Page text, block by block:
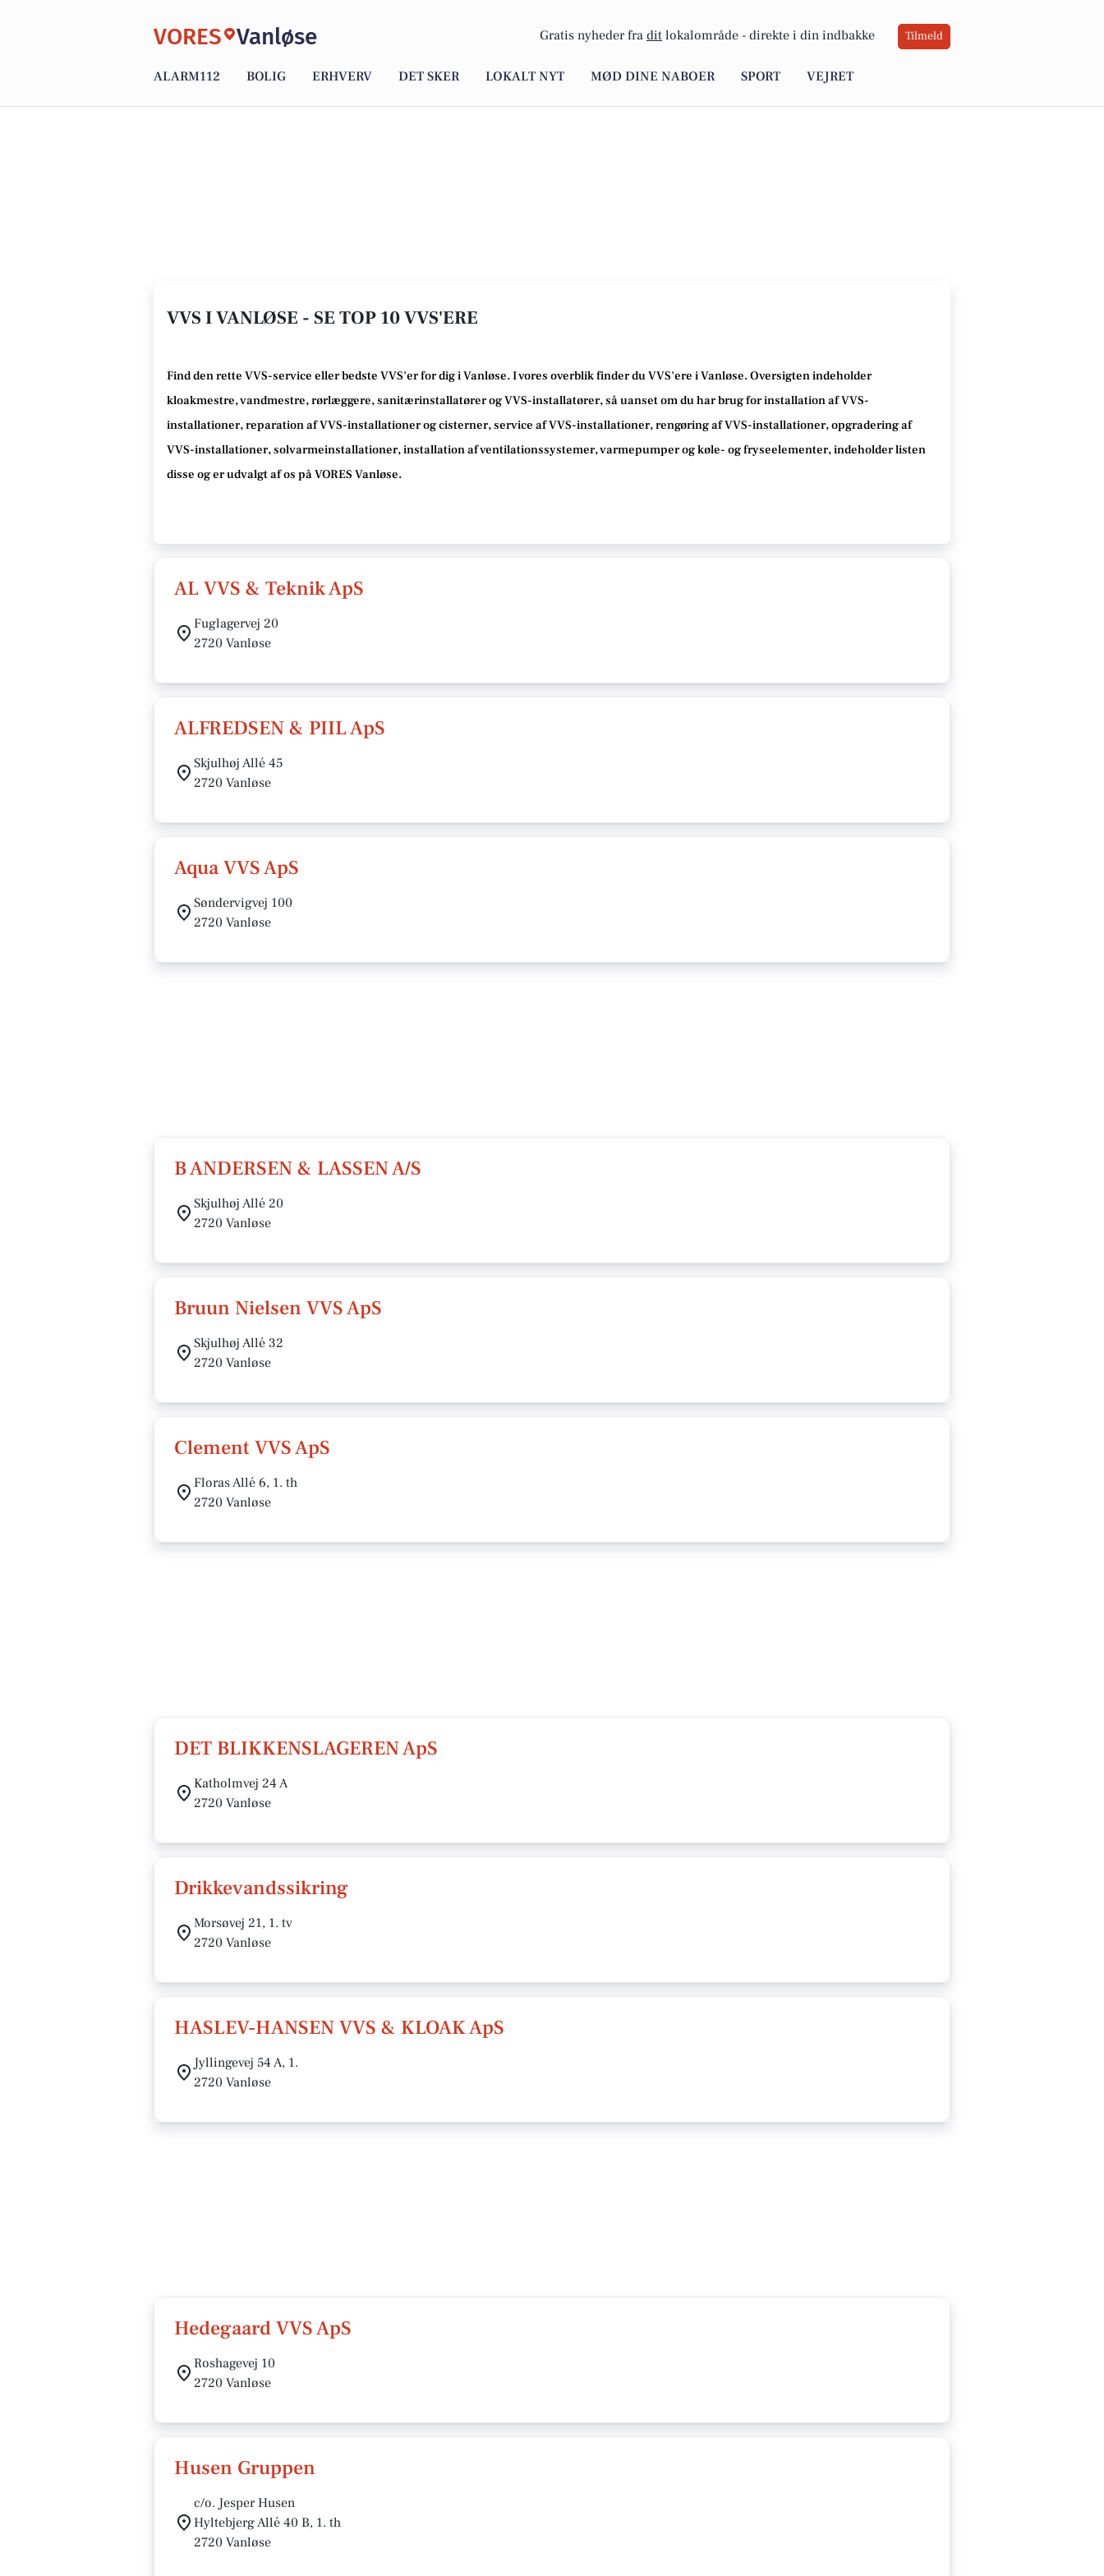
VORES Vanløse Gratis nyheder fra dit lokalområde - direkte i din indbakke Tilmeld
ALARM112 BOLIG ERHVERV DET SKER LOKALT NYT MØD DINE NABOER SPORT VEJRET
VVS I VANLØSE - SE TOP 10 VVS'ERE
Find den rette VVS-service eller bedste VVS'er for dig i Vanløse. I vores overblik finder du VVS'ere i Vanløse. Oversigten indeholder
kloakmestre, vandmestre, rørlæggere, sanitærinstallatører og VVS-installatører, så uanset om du har brug for installation af VVS-
installationer, reparation af VVS-installationer og cisterner, service af VVS-installationer, rengøring af VVS-installationer, opgradering af
VVS-installationer, solvarmeinstallationer, installation af ventilationssystemer, varmepumper og køle- og fryseelementer, indeholder listen
disse og er udvalgt af os på VORES Vanløse.
AL VVS & Teknik ApS
Fuglagervej 20
2720 Vanløse
ALFREDSEN & PIIL ApS
Skjulhøj Allé 45
2720 Vanløse
Aqua VVS ApS
Søndervigvej 100
2720 Vanløse
B ANDERSEN & LASSEN A/S
Skjulhøj Allé 20
2720 Vanløse
Bruun Nielsen VVS ApS
Skjulhøj Allé 32
2720 Vanløse
Clement VVS ApS
Floras Allé 6, 1. th
2720 Vanløse
DET BLIKKENSLAGEREN ApS
Katholmvej 24 A
2720 Vanløse
Drikkevandssikring
Morsøvej 21, 1. tv
2720 Vanløse
HASLEV-HANSEN VVS & KLOAK ApS
Jyllingevej 54 A, 1.
2720 Vanløse
Hedegaard VVS ApS
Roshagevej 10
2720 Vanløse
Husen Gruppen
c/o. Jesper Husen
Hyltebjerg Allé 40 B, 1. th
2720 Vanløse